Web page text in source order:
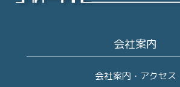
会社案内
会社案内・アクセス